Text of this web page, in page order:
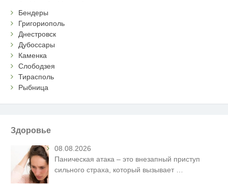
Бендеры
Григориополь
Днестровск
Дубоссары
Каменка
Слободзея
Тирасполь
Рыбница
Здоровье
08.08.2026
Паническая атака – это внезапный приступ
сильного страха, который вызывает